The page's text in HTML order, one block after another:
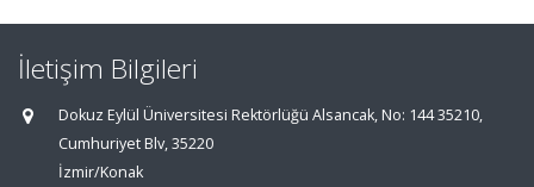
İletişim Bilgileri
Dokuz Eylül Üniversitesi Rektörlüğü Alsancak, No: 144 35210,
Cumhuriyet Blv, 35220
İzmir/Konak